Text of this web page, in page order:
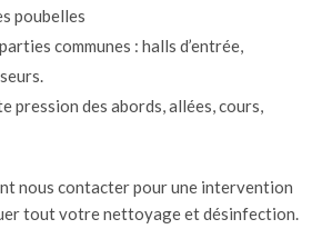
poubelles
communes : halls d’entrée,
pression des abords, allées, cours,
nous contacter pour une intervention
tout votre nettoyage et désinfection.